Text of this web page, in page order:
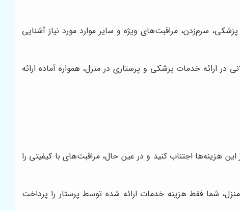
سرم‌زدن، مراقبت‌های ویژه و سایر موارد مورد نیاز آشنایی
در ارائه خدمات پزشکی و پرستاری در منزل، همواره آماده ارائه
هزینه‌ها اجتناب کنید و در عین حال، مراقبت‌های با کیفیتی را
شما فقط هزینه خدمات ارائه شده توسط پرستار را پرداخت